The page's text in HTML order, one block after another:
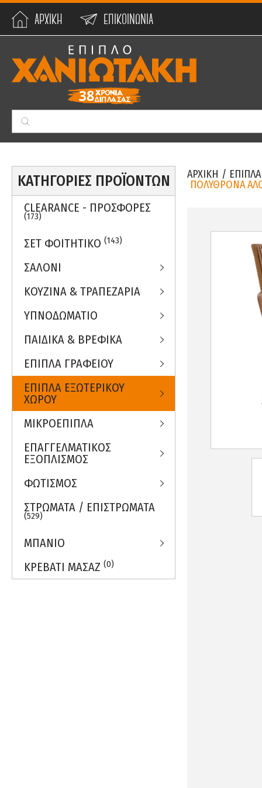
ΑΡΧΙΚΗ ΕΠΙΚΟΙΝΩΝΙΑ
ΚΑΤΗΓΟΡΙΕΣ ΠΡΟΪΟΝΤΩΝ
CLEARANCE - ΠΡΟΣΦΟΡΕΣ
(173)
ΣΕΤ ΦΟΙΤΗΤΙΚΟ (143)
ΣΑΛΟΝΙ
ΚΟΥΖΙΝΑ & ΤΡΑΠΕΖΑΡΙΑ
ΥΠΝΟΔΩΜΑΤΙΟ
ΠΑΙΔΙΚΑ & ΒΡΕΦΙΚΑ
ΕΠΙΠΛΑ ΓΡΑΦΕΙΟΥ
ΕΠΙΠΛΑ ΕΞΩΤΕΡΙΚΟΥ
ΧΩΡΟΥ
ΜΙΚΡΟΕΠΙΠΛΑ
ΕΠΑΓΓΕΛΜΑΤΙΚΟΣ
ΕΞΟΠΛΙΣΜΟΣ
ΦΩΤΙΣΜΟΣ
ΣΤΡΩΜΑΤΑ / ΕΠΙΣΤΡΩΜΑΤΑ
(529)
ΜΠΑΝΙΟ
ΚΡΕΒΑΤΙ ΜΑΣΑΖ (0)
ΑΡΧΙΚΗ /
ΠΟΛΥΘΡΟΝΑ